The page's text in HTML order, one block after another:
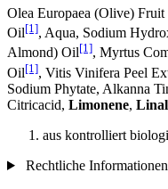
Olea Europaea (Olive)
Oil[1], Aqua, Sodium
Almond) Oil[1], Myrtus
Oil[1], Vitis Vinifera Peel
Sodium Phytate, Alkanna
Citricacid, Limonene,
aus kontrolliert
Rechtliche Informationen